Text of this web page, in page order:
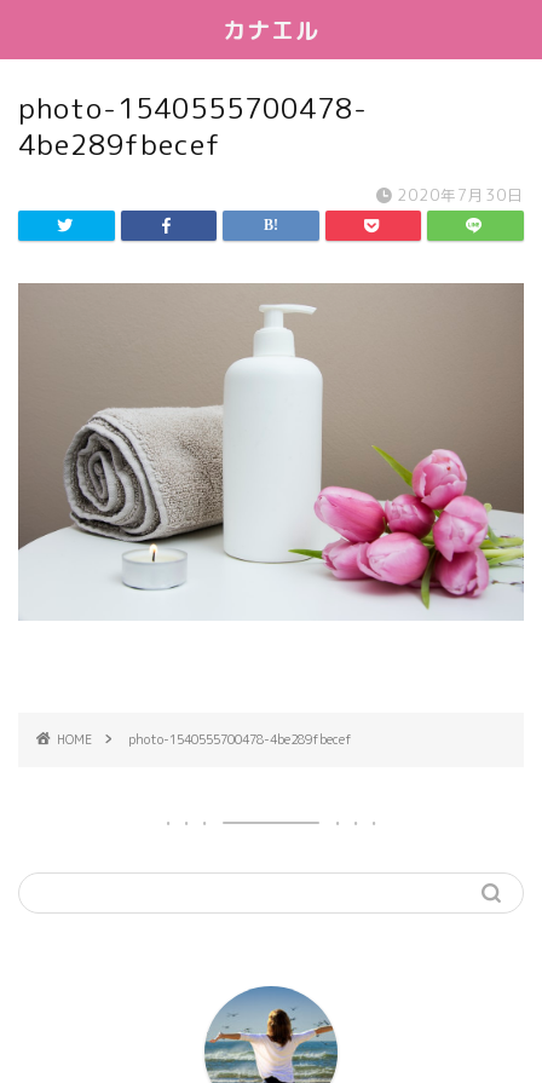
カナエル
photo-1540555700478-
4be289fbecef
2020年7月30日
HOME photo-1540555700478-4be289fbecef